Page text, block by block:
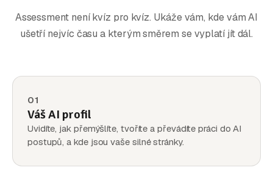
Assessment není kvíz pro kvíz. Ukáže vám, kde vám AI
ušetří nejvíc času a kterým směrem se vyplatí jít dál.
01
Váš AI profil
Uvidíte, jak přemýšlíte, tvoříte a převádíte práci do AI
postupů, a kde jsou vaše silné stránky.